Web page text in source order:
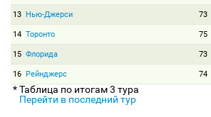
13 Нью-Джерси 73
14 Торонто 75
15 Флорида 73
16 Рейнджерс 74
* Таблица по итогам 3 тура
Перейти в последний тур